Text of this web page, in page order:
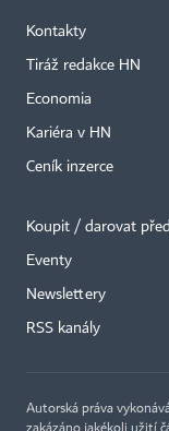
Kontakty
Tiráž redakce HN
Economia
Kariéra v HN
Ceník inzerce
Koupit / darovat
Eventy
Newslettery
RSS kanály
Autorská práva